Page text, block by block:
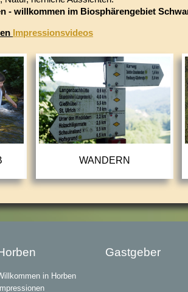
- willkommen im Biosphärengebiet
Impressionsvideos
WANDERN
in Horben
Impressionen
Gastgeber